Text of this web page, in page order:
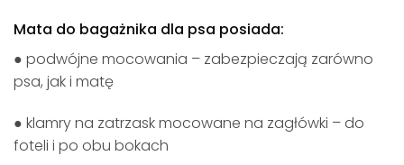
Mata do bagażnika dla psa posiada:
● podwójne mocowania – zabezpieczają zarówno
psa, jak i matę
● klamry na zatrzask mocowane na zagłówki – do
foteli i po obu bokach